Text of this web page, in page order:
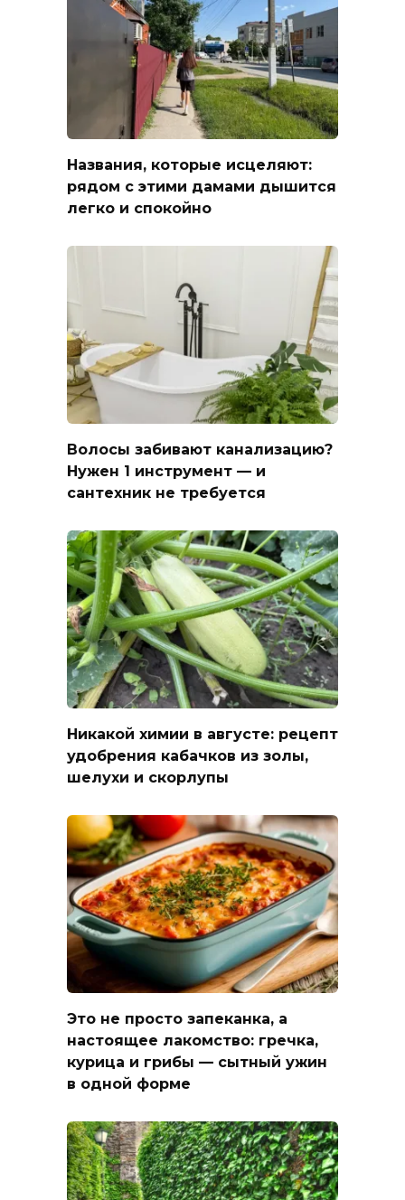
Названия, которые исцеляют:
рядом с этими дамами дышится
легко и спокойно
Волосы забивают канализацию?
Нужен 1 инструмент — и
сантехник не требуется
Никакой химии в августе: рецепт
удобрения кабачков из золы,
шелухи и скорлупы
Это не просто запеканка, а
настоящее лакомство: гречка,
курица и грибы — сытный ужин
в одной форме